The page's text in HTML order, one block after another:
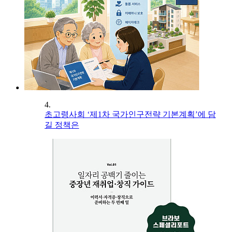
4.
초고령사회 ‘제1차 국가인구전략 기본계획’에 담
길 정책은